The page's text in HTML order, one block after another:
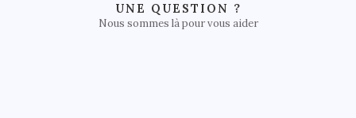
UNE QUESTION ?
Nous sommes là pour vous aider